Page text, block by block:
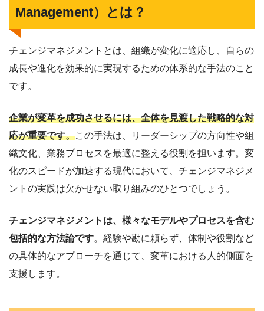
Management）とは？
チェンジマネジメントとは、組織が変化に適応し、自らの
成長や進化を効果的に実現するための体系的な手法のこと
です。
企業が変革を成功させるには、全体を見渡した戦略的な対
応が重要です。この手法は、リーダーシップの方向性や組
織文化、業務プロセスを最適に整える役割を担います。 変
化のスピードが加速する現代において、チェンジマネジメ
ントの実践は欠かせない取り組みのひとつでしょう。
チェンジマネジメントは、様々なモデルやプロセスを含む
包括的な方法論です。経験や勘に頼らず、体制や役割など
の具体的なアプローチを通じて、変革における人的側面を
支援します。